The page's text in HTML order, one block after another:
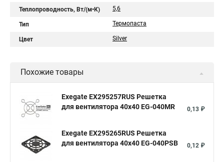
Теплопроводность, Вт/(м•К) 5,6
Тип Термопаста
Цвет Silver
Похожие товары
Exegate EX295257RUS Решетка
для вентилятора 40x40 EG-040MR
0,13 ₽
Exegate EX295265RUS Решетка
для вентилятора 40x40 EG-040PSB
0,12 ₽